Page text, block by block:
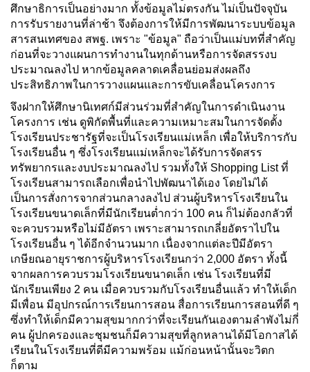
ศึกษาธิการเป็นอย่างมาก ทั้งข้อมูลไม่ตรงกัน ไม่เป็นปัจจุบัน
การรับรายงานที่ล่าช้า จึงต้องการให้มีการพัฒนาระบบข้อมูล
สารสนเทศของ สพฐ. เพราะ "ข้อมูล" ถือว่าเป็นแม่บทที่สำคัญ
ก่อนที่จะวางแผนการทำงานในทุกด้านหรือการจัดสรรงบ
ประมาณลงไป หากข้อมูลคลาดเคลื่อนย่อมส่งผลถึง
ประสิทธิภาพในการวางแผนและการขับเคลื่อนโครงการ
จึงฝากให้ศึกษานิเทศก์มีส่วนร่วมที่สำคัญในการดำเนินงาน
โครงการ เช่น ดูพิกัดพื้นที่และความเหมาะสมในการจัดตั้ง
โรงเรียนประชารัฐที่จะเป็นโรงเรียนแม่เหล็ก เพื่อให้บริการกับ
โรงเรียนอื่น ๆ ซึ่งโรงเรียนแม่เหล็กจะได้รับการจัดสรร
ทรัพยากรและงบประมาณลงไป รวมทั้งให้ Shopping List ที่
โรงเรียนสามารถเลือกเพื่อนำไปพัฒนาได้เอง โดยไม่ได้
เป็นการสั่งการจากส่วนกลางลงไป ส่วนผู้บริหารโรงเรียนใน
โรงเรียนขนาดเล็กที่มีนักเรียนต่ำกว่า 100 คน ก็ไม่ต้องกลัวที่
จะควบรวมหรือไม่มีอัตรา เพราะสามารถเกลี่ยอัตราไปใน
โรงเรียนอื่น ๆ ได้อีกจำนวนมาก เนื่องจากแต่ละปีมีอัตรา
เกษียณอายุราชการผู้บริหารโรงเรียนกว่า 2,000 อัตรา ทั้งนี้
จากผลการควบรวมโรงเรียนขนาดเล็ก เช่น โรงเรียนที่มี
นักเรียนเพียง 2 คน เมื่อควบรวมกับโรงเรียนอื่นแล้ว ทำให้เด็ก
มีเพื่อน มีอุปกรณ์การเรียนการสอน สื่อการเรียนการสอนที่ดี ๆ
ซึ่งทำให้เด็กมีความสุขมากกว่าที่จะเรียนกันเองตามลำพังไม่กี่
คน ผู้ปกครองและชุมชนก็มีความสุขที่ลูกหลานได้มีโอกาสได้
เรียนในโรงเรียนที่ดีมีความพร้อม แม้ก่อนหน้านั้นจะวิตก
ก็ตาม